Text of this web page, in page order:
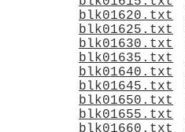
blk01620.txt
blk01625.txt
blk01630.txt
blk01635.txt
blk01640.txt
blk01645.txt
blk01650.txt
blk01655.txt
blk01660.txt